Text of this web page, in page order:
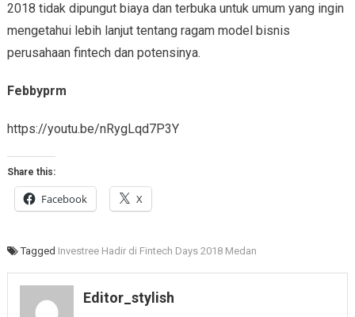
2018 tidak dipungut biaya dan terbuka untuk umum yang ingin
mengetahui lebih lanjut tentang ragam model bisnis
perusahaan fintech dan potensinya.
Febbyprm
https://youtu.be/nRygLqd7P3Y
Share this:
Facebook X
Tagged Investree Hadir di Fintech Days 2018 Medan
Editor_stylish